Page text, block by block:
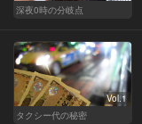
深夜0時の分岐点
Vol.1
タクシー代の秘密